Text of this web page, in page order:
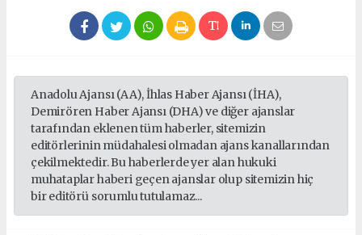
Anadolu Ajansı (AA), İhlas Haber Ajansı (İHA),
Demirören Haber Ajansı (DHA) ve diğer ajanslar
tarafından eklenen tüm haberler, sitemizin
editörlerinin müdahalesi olmadan ajans kanallarından
çekilmektedir. Bu haberlerde yer alan hukuki
muhataplar haberi geçen ajanslar olup sitemizin hiç
bir editörü sorumlu tutulamaz...